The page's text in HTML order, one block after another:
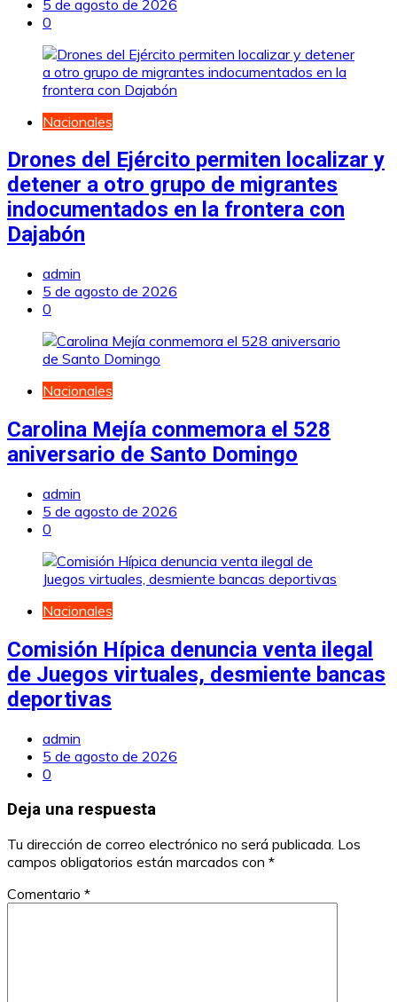
5 de agosto de 2026
0
Nacionales
Drones del Ejército permiten localizar y
detener a otro grupo de migrantes
indocumentados en la frontera con
Dajabón
admin
5 de agosto de 2026
0
Nacionales
Carolina Mejía conmemora el 528
aniversario de Santo Domingo
admin
5 de agosto de 2026
0
Nacionales
Comisión Hípica denuncia venta ilegal
de Juegos virtuales, desmiente bancas
deportivas
admin
5 de agosto de 2026
0
Deja una respuesta
Tu dirección de correo electrónico no será publicada. Los
campos obligatorios están marcados con *
Comentario *